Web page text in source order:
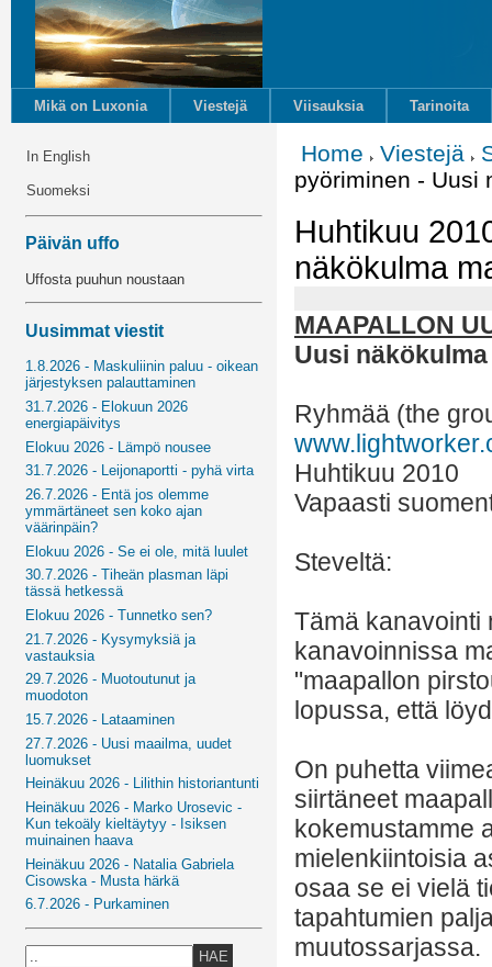
Mikä on Luxonia Viestejä Viisauksia Tarinoita
In English
Suomeksi
Päivän uffo
Uffosta puuhun noustaan
Uusimmat viestit
1.8.2026 - Maskuliinin paluu - oikean
järjestyksen palauttaminen
31.7.2026 - Elokuun 2026
energiapäivitys
Elokuu 2026 - Lämpö nousee
31.7.2026 - Leijonaportti - pyhä virta
26.7.2026 - Entä jos olemme
ymmärtäneet sen koko ajan
väärinpäin?
Elokuu 2026 - Se ei ole, mitä luulet
30.7.2026 - Tiheän plasman läpi
tässä hetkessä
Elokuu 2026 - Tunnetko sen?
21.7.2026 - Kysymyksiä ja
vastauksia
29.7.2026 - Muotoutunut ja
muodoton
15.7.2026 - Lataaminen
27.7.2026 - Uusi maailma, uudet
luomukset
Heinäkuu 2026 - Lilithin historiantunti
Heinäkuu 2026 - Marko Urosevic -
Kun tekoäly kieltäytyy - Isiksen
muinainen haava
Heinäkuu 2026 - Natalia Gabriela
Cisowska - Musta härkä
6.7.2026 - Purkaminen
HAE
Home Viestejä
pyöriminen - Uusi
Huhtikuu
näkökulma
MAAPALLON
Uusi
Ryhmää (the
Huhtikuu 2010
Vapaasti
Steveltä:
Tämä kanavointi
kanavoinnissa
"maapallon
lopussa, että
On puhetta
siirtäneet
kokemustamme
mielenkiintoisia
osaa se ei vielä
tapahtumien
muutossarjassa.